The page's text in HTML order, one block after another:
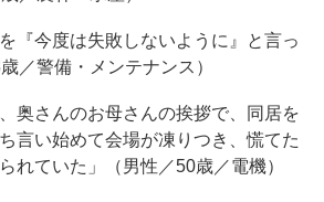
『今度は失敗しないように』と言っ
／警備・メンテナンス）
奥さんのお母さんの挨拶で、同居を
言い始めて会場が凍りつき、慌てた
れていた」（男性／50歳／電機）